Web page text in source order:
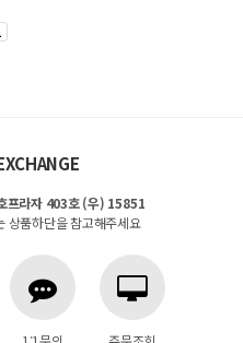
프라자 403호 (우) 15851
상품하단을 참고해주세요